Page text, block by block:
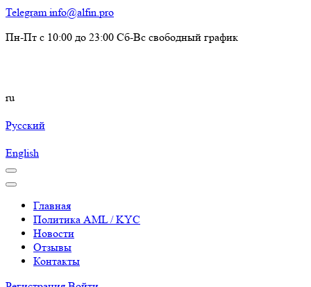
Telegram info@alfin.pro
Пн-Пт с 10:00 до 23:00 Сб-Вс свободный график
ru
Русский
English
Главная
Политика AML / KYC
Новости
Отзывы
Контакты